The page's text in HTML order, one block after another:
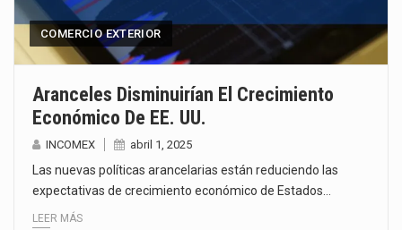
COMERCIO EXTERIOR
Aranceles Disminuirían El Crecimiento
Económico De EE. UU.
INCOMEX abril 1, 2025
Las nuevas políticas arancelarias están reduciendo las
expectativas de crecimiento económico de Estados…
LEER MÁS